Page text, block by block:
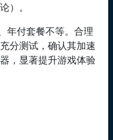
）。
年付套餐不等。合理
分测试，确认其加速
，显著提升游戏体验